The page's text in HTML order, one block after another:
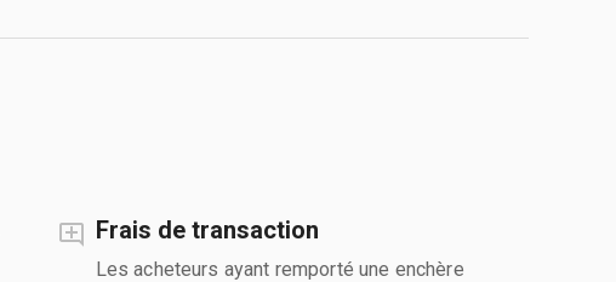
Frais de transaction
Les acheteurs ayant remporté une enchère